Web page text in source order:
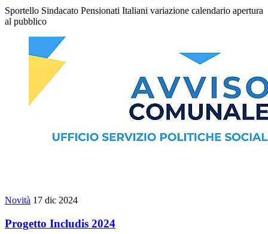
Sportello Sindacato Pensionati Italiani variazione calendario apertura
al pubblico
Novità 17 dic 2024
Progetto Includis 2024